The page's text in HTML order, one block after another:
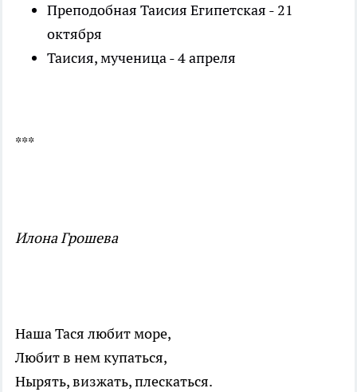
Преподобная Таисия Египетская - 21
октября
Таисия, мученица - 4 апреля
***
Илона Грошева
Наша Тася любит море,
Любит в нем купаться,
Нырять, визжать, плескаться.